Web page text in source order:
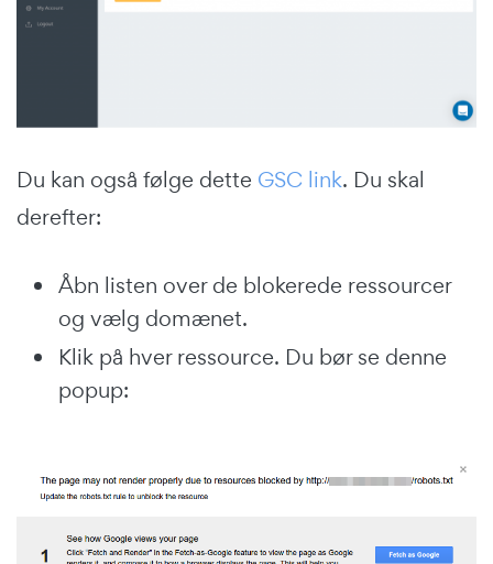
Du kan også følge dette GSC link. Du skal
derefter:
Åbn listen over de blokerede ressourcer
og vælg domænet.
Klik på hver ressource. Du bør se denne
popup: